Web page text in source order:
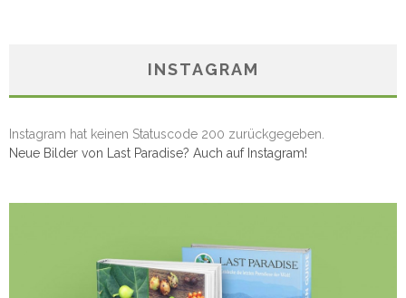
INSTAGRAM
Instagram hat keinen Statuscode 200 zurückgegeben.
Neue Bilder von Last Paradise? Auch auf Instagram!